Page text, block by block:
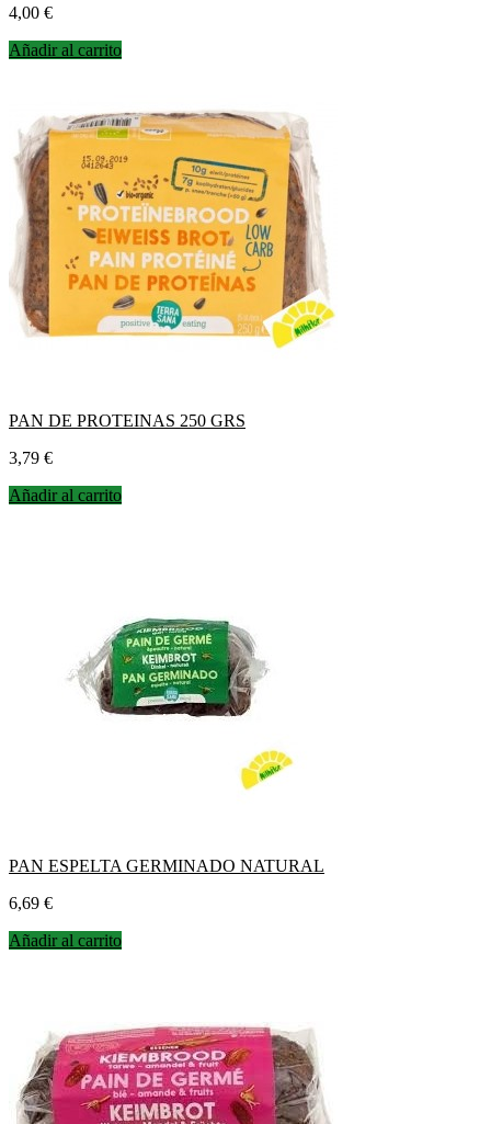
Precio
4,00 €
Añadir al carrito
PAN DE PROTEINAS 250 GRS
Precio
3,79 €
Añadir al carrito
PAN ESPELTA GERMINADO NATURAL
Precio
6,69 €
Añadir al carrito